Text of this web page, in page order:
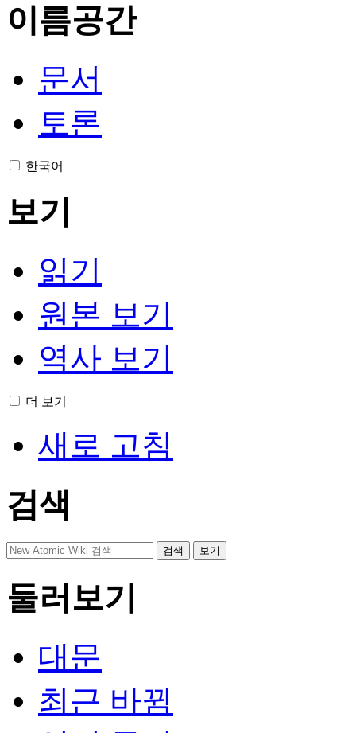
이름공간
문서
토론
한국어
보기
읽기
원본 보기
역사 보기
더 보기
새로 고침
검색
둘러보기
대문
최근 바뀜